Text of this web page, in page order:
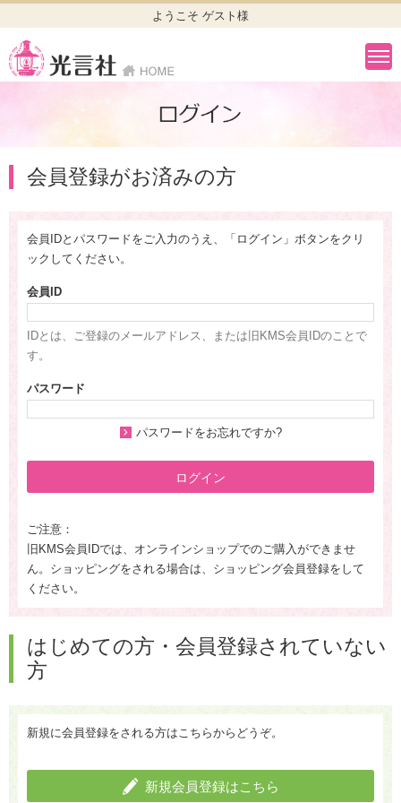
ようこそ ゲスト様
会員登録がお済みの方
会員IDとパスワードをご入力のうえ、「ログイン」ボタンをクリ
ックしてください。
会員ID
IDとは、ご登録のメールアドレス、または旧KMS会員IDのことで
す。
パスワード
パスワードをお忘れですか?
ログイン
ご注意：
旧KMS会員IDでは、オンラインショップでのご購入ができませ
ん。ショッピングをされる場合は、ショッピング会員登録をして
ください。
はじめての方・会員登録されていない
方
新規に会員登録をされる方はこちらからどうぞ。
新規会員登録はこちら